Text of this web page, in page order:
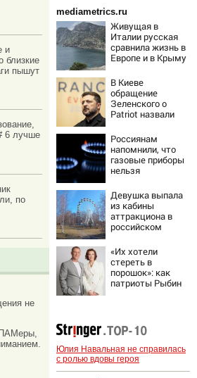
и
близкие
пышут
6 лучше
по
не
mediametrics.ru
Живущая в
Италии русская
сравнила жизнь в
Европе и в Крыму
В Киеве
обращение
Зеленского о
Patriot назвали
Россиянам
напомнили, что
газовые приборы
нельзя
самостоятельно
Девушка выпала
из кабины
аттракциона в
российском
«Их хотели
стереть в
порошок»: как
патриоты Рыбин
бизу»
Юлия Навальная не справилась
с ролью вдовы героя